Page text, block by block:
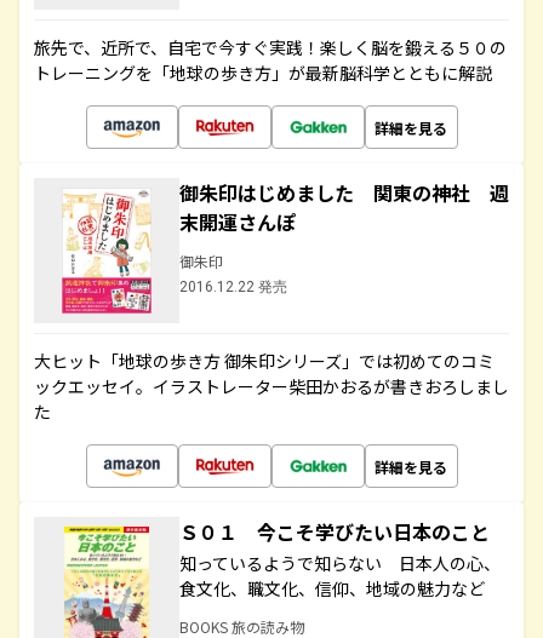
旅先で、近所で、自宅で今すぐ実践！楽しく脳を鍛える５０の
トレーニングを「地球の歩き方」が最新脳科学とともに解説
詳細を見る
御朱印はじめました 関東の神社 週
末開運さんぽ
御朱印
2016.12.22 発売
大ヒット「地球の歩き方 御朱印シリーズ」では初めてのコミ
ックエッセイ。イラストレーター柴田かおるが書きおろしまし
た
詳細を見る
Ｓ０１ 今こそ学びたい日本のこと
知っているようで知らない 日本人の心、
食文化、職文化、信仰、地域の魅力など
BOOKS 旅の読み物